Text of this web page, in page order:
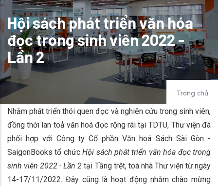
Hội sách phát triển văn hóa
đọc trong sinh viên 2022 -
Lần 2
Trang chủ
Nhằm phát triển thói quen đọc và nghiên cứu trong sinh viên,
đồng thời lan toả văn hoá đọc rộng rãi tại TDTU, Thư viện đã
phối hợp với Công ty Cổ phần Văn hoá Sách Sài Gòn -
SaigonBooks tổ chứcHội sách phát triển văn hóa đọc trong
sinh viên 2022 - Lần 2 tại Tầng trệt, toà nhà Thư viện từ ngày
14-17/11/2022. Đây cũng là hoạt động nhằm chào mừng